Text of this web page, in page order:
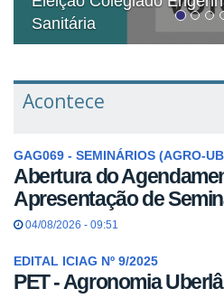
Acontece
GAG069 - SEMINÁRIOS (AGRO-
Abertura do
Apresentação de
04/08/2026 - 09:51
EDITAL ICIAG Nº 9/2025
PET - Agronomia